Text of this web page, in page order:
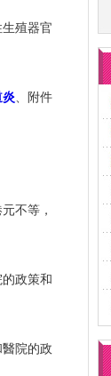
殖器官
炎、附件
不等，
政策和
院的政